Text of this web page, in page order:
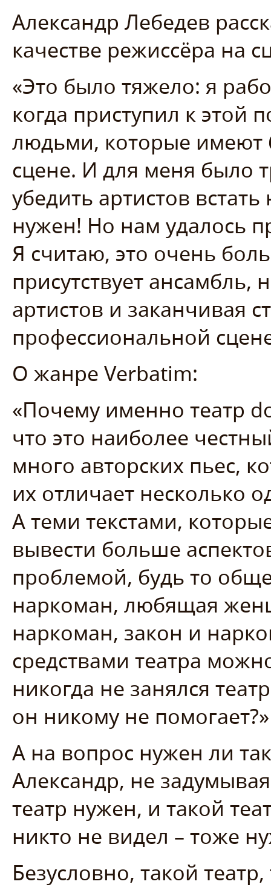
Александр Лебедев
качестве режиссёра на
«Это было тяжело: я
когда приступил к этой
людьми, которые имеют
сцене. И для меня было
убедить артистов
нужен! Но нам удалось
Я считаю, это очень
присутствует
артистов и заканчивая
профессиональной
О жанре Verbatim:
«Почему именно театр
что это наиболее
много авторских пьес,
их отличает несколько
А теми текстами,
вывести больше
проблемой, будь то
наркоман, любящая
наркоман, закон и
средствами театра
никогда не занялся
он никому не помогает?»
А на вопрос нужен ли
Александр, не
театр нужен, и такой
никто не видел – тоже
Безусловно, такой